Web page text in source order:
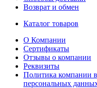
Возврат и обмен
Каталог товаров
О Компании
Сертификаты
Отзывы о компании
Реквизиты
Политика компании
персональных